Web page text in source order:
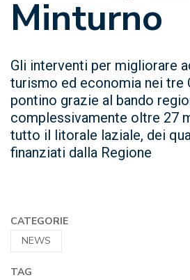
Minturno
Gli interventi per migliorare
turismo ed economia nei tre
pontino grazie al bando
complessivamente oltre 27
tutto il litorale laziale, dei
finanziati dalla Regione
CATEGORIE
NEWS
TAG